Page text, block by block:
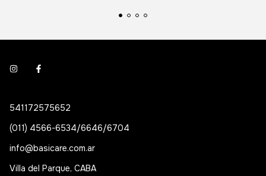
541172575652
(011) 4566-6534/6646/6704
info@basicare.com.ar
Villa del Parque, CABA